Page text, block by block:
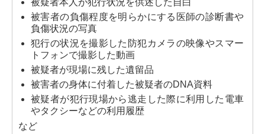
被害者の負傷程度を明らかにする医師の診断書や
負傷状況の写真
犯行の状況を撮影した防犯カメラの映像やスマー
トフォンで撮影した動画
被疑者が現場に残した遺留品
被害者の身体に付着した被疑者のDNA資料
被疑者が犯行現場から逃走した際に利用した電車
やタクシーなどの利用履歴
など